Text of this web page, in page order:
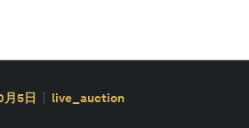
月5日 live_auction